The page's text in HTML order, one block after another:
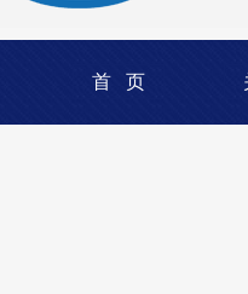
首 页